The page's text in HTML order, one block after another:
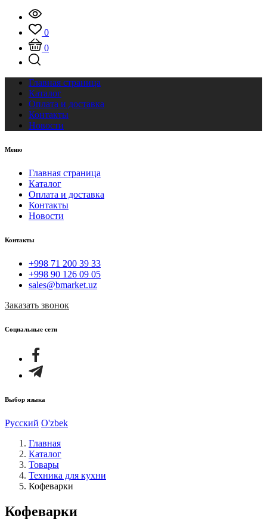
0
0
Главная страница
Каталог
Оплата и доставка
Контакты
Новости
Меню
Главная страница
Каталог
Оплата и доставка
Контакты
Новости
Контакты
+998 71 200 39 33
+998 90 126 09 05
sales@bmarket.uz
Заказать звонок
Социальные сети
Выбор языка
Русский O'zbek
Главная
Каталог
Товары
Техника для кухни
Кофеварки
Кофеварки